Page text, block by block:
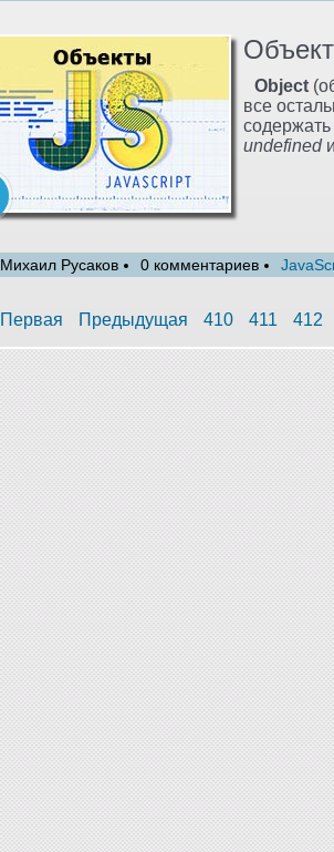
Object
все
содержать
undefinedи
Михаил Русаков 0 комментариев
Первая Предыдущая 410 411 412